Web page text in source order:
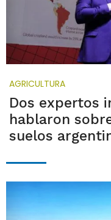
AGRICULTURA
Dos expertos
hablaron
suelos